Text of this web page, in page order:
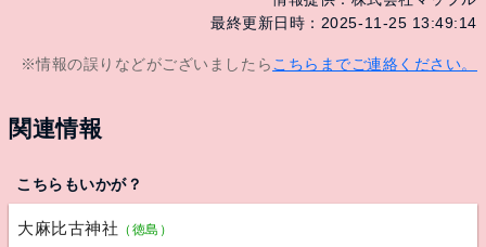
最終更新日時：2025-11-25 13:49:14
※情報の誤りなどがございましたら こちらまでご連絡ください。
関連情報
こちらもいかが？
大麻比古神社 （徳島）